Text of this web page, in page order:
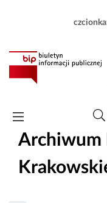
Archiwum